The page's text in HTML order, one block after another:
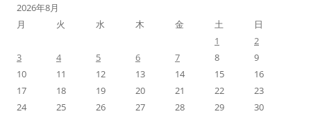
2026年8月
月
火 水 木 金 土
日
1
2
3
4 5 6 7 8
9
10
11 12 13 14 15
16
17
18 19 20 21 22
23
24
25 26 27 28 29
30